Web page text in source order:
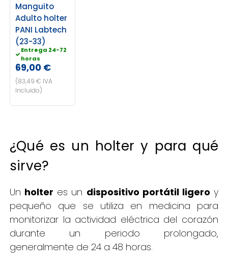
Manguito
Adulto holter
PANI Labtech
(23-33)
Entrega 24-72
horas
69,00 €
(83,49 € IVA
Incluido)
¿Qué es un holter y para qué
sirve?
Un holter es un dispositivo portátil ligero y
pequeño que se utiliza en medicina para
monitorizar la actividad eléctrica del corazón
durante un periodo prolongado,
generalmente de 24 a 48 horas.